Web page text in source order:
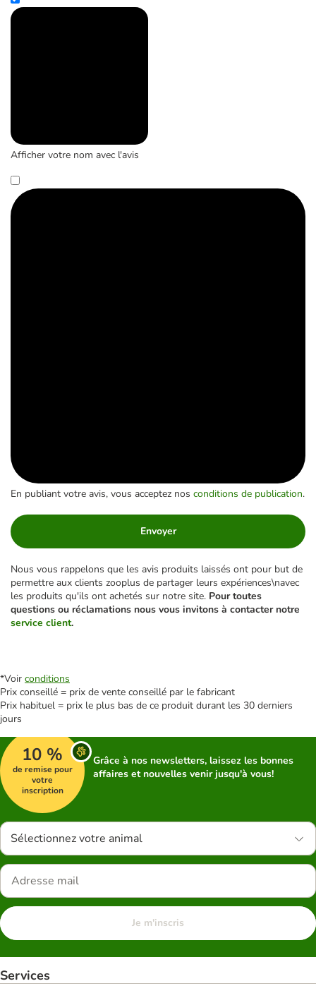
Afficher votre nom avec l'avis
En publiant votre avis, vous acceptez nos conditions de publication.
Envoyer
Nous vous rappelons que les avis produits laissés ont pour but de
permettre aux clients zooplus de partager leurs expériences\navec
les produits qu'ils ont achetés sur notre site. Pour toutes
questions ou réclamations nous vous invitons à contacter notre
service client.
*Voir conditions
Prix conseillé = prix de vente conseillé par le fabricant
Prix habituel = prix le plus bas de ce produit durant les 30 derniers
jours
10 %
de remise pour
votre
inscription
Grâce à nos newsletters, laissez les bonnes
affaires et nouvelles venir jusqu'à vous!
Sélectionnez votre animal
Je m'inscris
Services